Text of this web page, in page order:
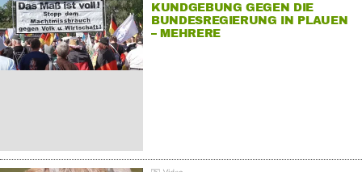
KUNDGEBUNG GEGEN DIE
BUNDESREGIERUNG IN PLAUEN
– MEHRERE